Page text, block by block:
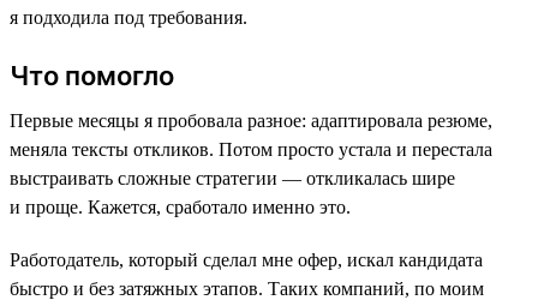
я подходила под требования.
Что помогло
Первые месяцы я пробовала разное: адаптировала резюме,
меняла тексты откликов. Потом просто устала и перестала
выстраивать сложные стратегии — откликалась шире
и проще. Кажется, сработало именно это.
Работодатель, который сделал мне офер, искал кандидата
быстро и без затяжных этапов. Таких компаний, по моим